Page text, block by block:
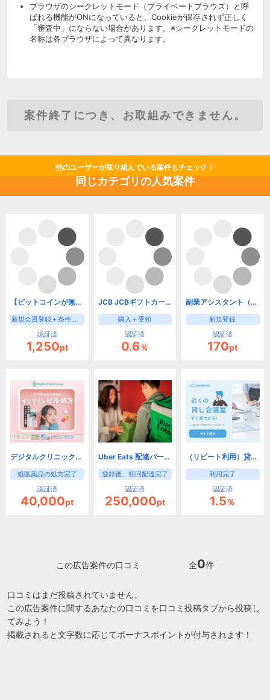
ブラウザのシークレットモード（プライベートブラウズ）と呼
ばれる機能がONになっていると、Cookieが保存されず正しく
「審査中」にならない場合があります。※シークレットモードの
名称は各ブラウザによって異なります。
案件終了につき、お取組みできません。
他のユーザーが取り組んでいる案件もチェック！
同じカテゴリの人気案件
【ビットコインが無料でもらえる！】Cheeese(チーズ) 会員登録
新規会員登録＋条件クリア
認証済
1,250pt
JCB JCBギフトカード
購入＋受領
認証済
0.6％
副業アシスタント（LINE友達登録完了）
新規登録
認証済
170pt
デジタルクリニックグループ「ピル」
処医薬品の処方完了
認証済
40,000pt
Uber Eats 配達パートナー募集
登録後、初回配達完了
認証済
250,000pt
（リピート利用）貸し会議室・レンタルスペースの予約【インスタベース】
利用完了
認証済
1.5％
この広告案件の口コミ 全0件
口コミはまだ投稿されていません。
この広告案件に関するあなたの口コミを口コミ投稿タブから投稿し
てみよう！
掲載されると文字数に応じてボーナスポイントが付与されます！